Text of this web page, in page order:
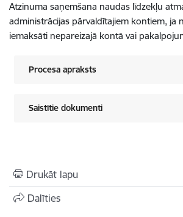
Atzinuma saņemšana naudas līdzekļu
administrācijas pārvaldītajiem kontiem, ja
iemaksāti nepareizajā kontā vai
Procesa apraksts
Saistītie dokumenti
Drukāt lapu
Dalīties